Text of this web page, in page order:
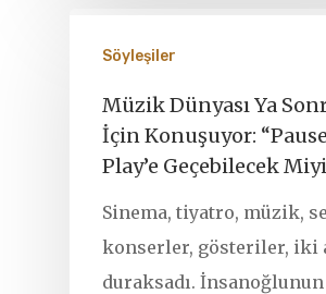
Söyleşiler
Müzik Dünyası Ya
İçin Konuşuyor:
Play’e Geçebilecek
Sinema, tiyatro, müzik,
konserler, gösteriler, iki
duraksadı. İnsanoğlunun